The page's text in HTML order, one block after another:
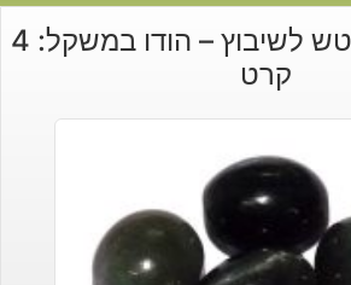
עין החתול מלוטש לשיבוץ – הודו במשקל: 4
קרט